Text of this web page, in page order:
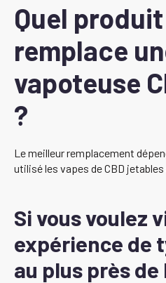
Quel
remplace
vapoteuse
?
Le meilleur remplacement
utilisé les vapes de CBD
Si vous voulez
expérience de
au plus près